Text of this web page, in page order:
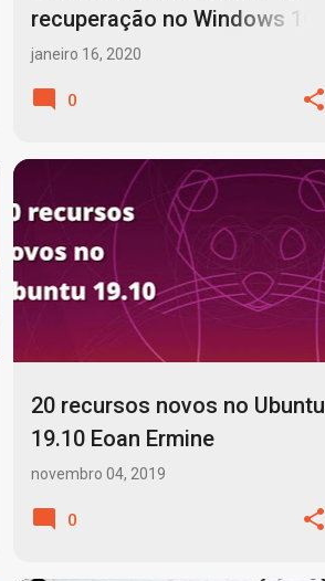
recuperação no Windows 10
?
janeiro 16, 2020
0
20 recursos novos no Ubuntu
19.10 Eoan Ermine
novembro 04, 2019
SISTEMA OPERACIONAL
SUPORTE TECNICO +
UBUNTU
0